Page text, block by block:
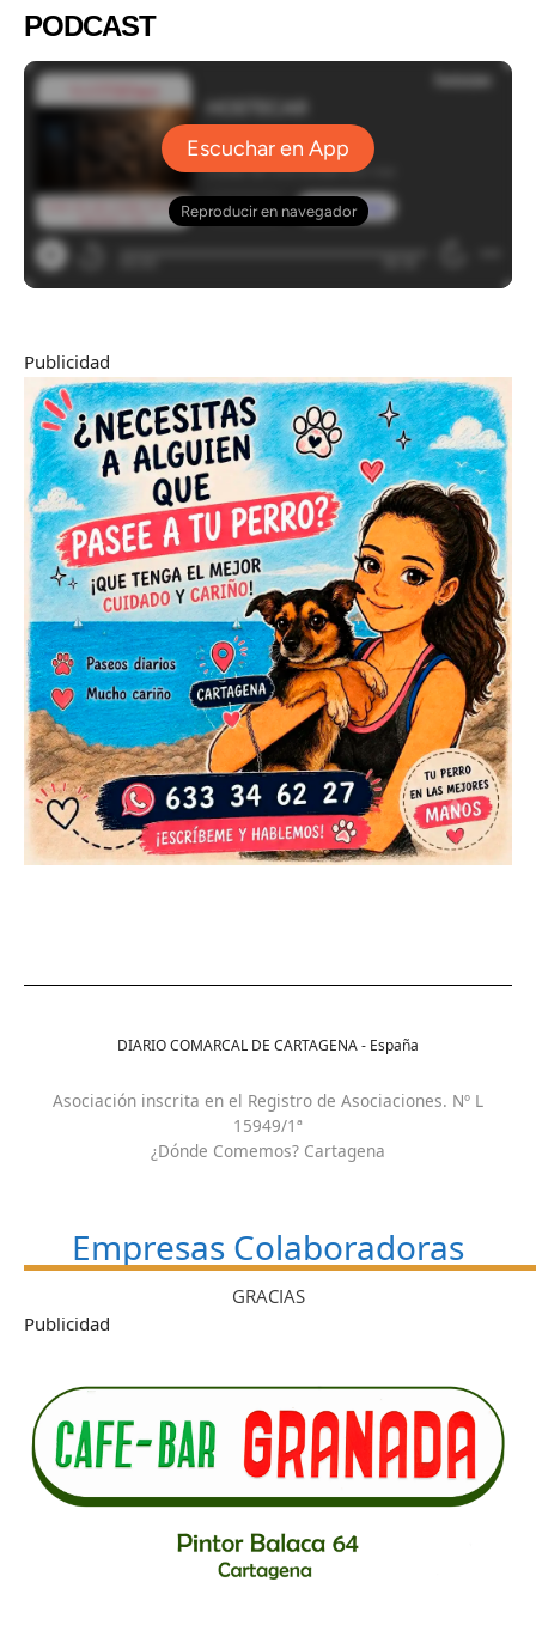
PODCAST
Publicidad
DIARIO COMARCAL DE CARTAGENA - España
Asociación inscrita en el Registro de Asociaciones. Nº L
15949/1ª
¿Dónde Comemos? Cartagena
Empresas Colaboradoras
GRACIAS
Publicidad